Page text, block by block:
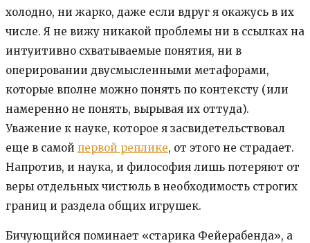
холодно, ни жарко, даже если вдруг я окажусь в их
числе. Я не вижу никакой проблемы ни в ссылках на
интуитивно схватываемые понятия, ни в
оперировании двусмысленными метафорами,
которые вполне можно понять по контексту (или
намеренно не понять, вырывая их оттуда).
Уважение к науке, которое я засвидетельствовал
еще в самой первой реплике, от этого не страдает.
Напротив, и наука, и философия лишь потеряют от
веры отдельных чистюль в необходимость строгих
границ и раздела общих игрушек.
Бичующийся поминает «старика Фейерабенда», а